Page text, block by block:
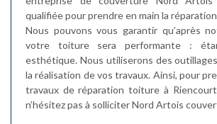
qualifiée pour prendre en main la
Nous pouvons vous garantir qu’après
votre toiture sera performante :
esthétique. Nous utiliserons des
la réalisation de vos travaux. Ainsi, pour
travaux de réparation toiture à
n’hésitez pas à solliciter Nord Artois